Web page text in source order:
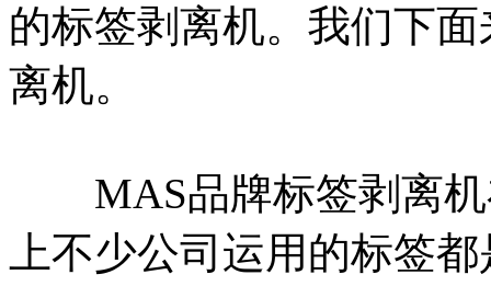
的标签剥离机。我们下
离机。
MAS品牌标签剥离机
上不少公司运用的标签